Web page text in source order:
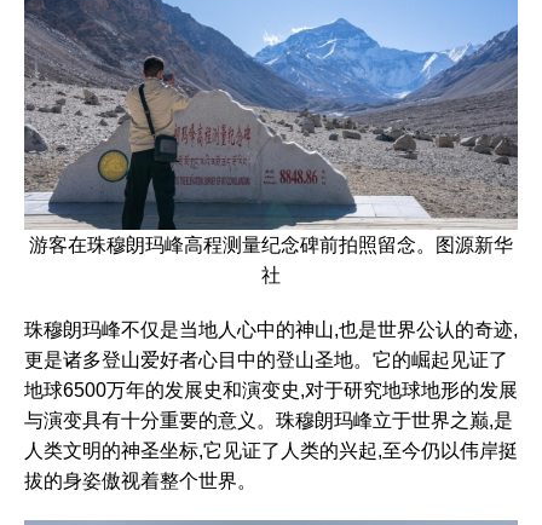
游客在珠穆朗玛峰高程测量纪念碑前拍照留念。图源新华
社
珠穆朗玛峰不仅是当地人心中的神山,也是世界公认的奇迹,
更是诸多登山爱好者心目中的登山圣地。它的崛起见证了
地球6500万年的发展史和演变史,对于研究地球地形的发展
与演变具有十分重要的意义。珠穆朗玛峰立于世界之巅,是
人类文明的神圣坐标,它见证了人类的兴起,至今仍以伟岸挺
拔的身姿傲视着整个世界。